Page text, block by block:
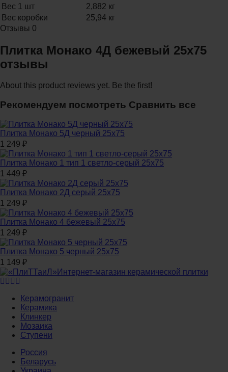
Вес 1 шт
2,882 кг
Вес коробки
25,94 кг
Отзывы 0
Плитка Монако 4Д бежевый 25x75
отзывы
About this product reviews yet. Be the first!
Рекомендуем посмотреть Сравнить все
Плитка Монако 5Д черный 25x75
1 249 ₽
Плитка Монако 1 тип 1 светло-серый 25x75
1 449 ₽
Плитка Монако 2Д серый 25x75
1 249 ₽
Плитка Монако 4 бежевый 25x75
1 249 ₽
Плитка Монако 5 черный 25x75
1 149 ₽
Интернет-магазин керамической плитки
Керамогранит
Керамика
Клинкер
Мозаика
Ступени
Россия
Беларусь